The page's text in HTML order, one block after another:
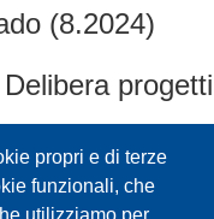
propri e di terze
funzionali, che
(8.2024)
Delibera
Delibera
Indicazione